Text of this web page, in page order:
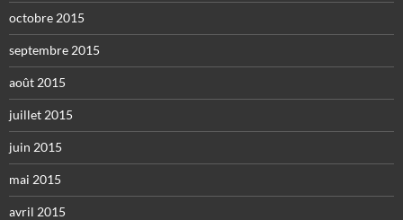
octobre 2015
septembre 2015
août 2015
juillet 2015
juin 2015
mai 2015
avril 2015